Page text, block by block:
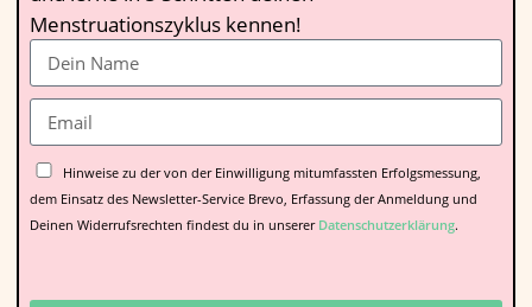
Menstruationszyklus kennen!
Hinweise zu der von der Einwilligung mitumfassten Erfolgsmessung,
dem Einsatz des Newsletter-Service Brevo, Erfassung der Anmeldung und
Deinen Widerrufsrechten findest du in unserer Datenschutzerklärung.